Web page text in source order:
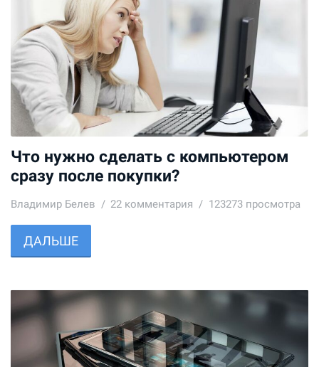
Что нужно сделать с компьютером
сразу после покупки?
Владимир Белев 22 комментария 123273 просмотра
ДАЛЬШЕ